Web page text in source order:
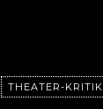
THEATER-KRITIK